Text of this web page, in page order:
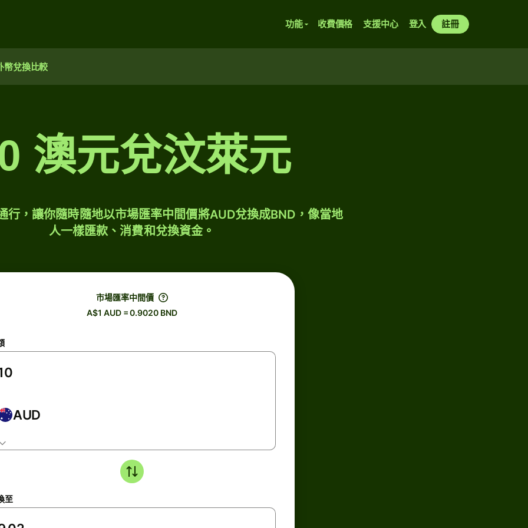
功能 收費價格 支援中心 登入 註冊
幣兌換比較
澳元兌汶萊元
行，讓你隨時隨地以市場匯率中間價將AUD兌換成BND，像當地
人一樣匯款、消費和兌換資金。
市場匯率中間價
A$1 AUD = 0.9020 BND
AUD
至